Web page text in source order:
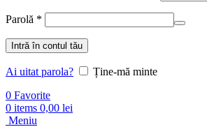
Parolă *
Intră în contul tău
Ai uitat parola?
Ține-mă minte
0 Favorite
0 items 0,00 lei
Meniu